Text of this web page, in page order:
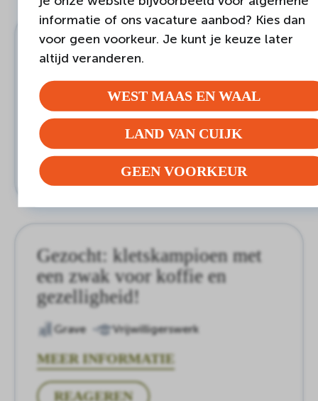
Samen genieten van de kleine
dingen
Vrijwilligerswerk
MEER INFORMATIE
REAGEREN
Gezocht: kletskampioen met
een zwak voor koffie en
gezelligheid!
Grave Vrijwilligerswerk
MEER INFORMATIE
REAGEREN
informatie of ons vacature aanbod? Kies dan
voor geen voorkeur. Je kunt je keuze later
altijd veranderen.
WEST MAAS EN WAAL
LAND VAN CUIJK
GEEN VOORKEUR